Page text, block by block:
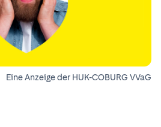
Eine Anzeige der HUK-COBURG VVaG